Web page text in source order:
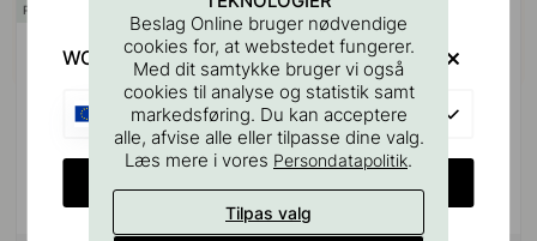
POPULAR
Beslag Online bruger nødvendige
cookies for, at webstedet fungerer.
Med dit samtykke bruger vi også
cookies til analyse og statistik samt
markedsføring. Du kan acceptere
alle, afvise alle eller tilpasse dine valg.
Læs mere i vores Persondatapolitik.
Tilpas valg
WOULD YOU RATHER VISIT?
EU